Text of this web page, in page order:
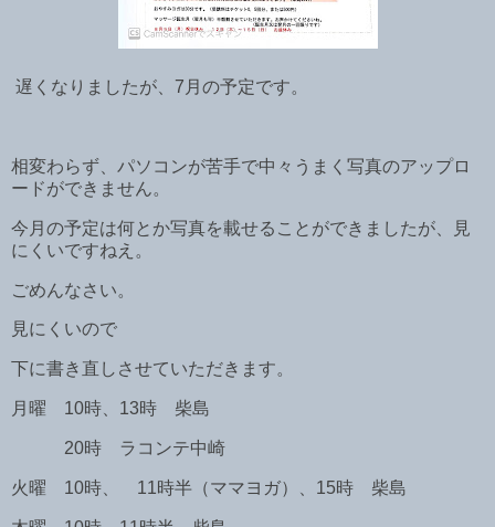
遅くなりましたが、7月の予定です。
相変わらず、パソコンが苦手で中々うまく写真のアップロ
ードができません。
今月の予定は何とか写真を載せることができましたが、見
にくいですねえ。
ごめんなさい。
見にくいので
下に書き直しさせていただきます。
月曜 10時、13時 柴島
20時 ラコンテ中崎
火曜 10時、 11時半（ママヨガ）、15時 柴島